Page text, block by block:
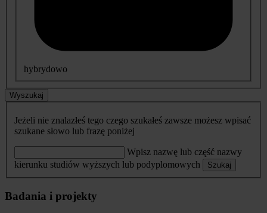
hybrydowo
Wyszukaj
Jeżeli nie znalazłeś tego czego szukałeś zawsze możesz wpisać
szukane słowo lub frazę poniżej
Wpisz nazwę lub część nazwy
kierunku studiów wyższych lub podyplomowych
Szukaj
Badania i projekty